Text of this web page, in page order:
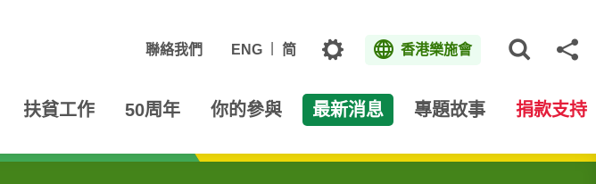
聯絡我們 ENG 简 主題 香港樂施會
扶貧工作 50周年 你的參與 最新消息 專題故事 捐款支持